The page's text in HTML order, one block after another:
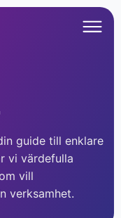
guide till enklare
vi värdefulla
vill
verksamhet.